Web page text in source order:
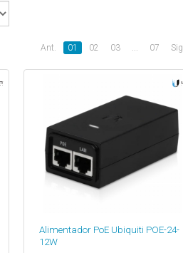
Ant. 01 02 03 07 Sig.
Alimentador PoE Ubiquiti POE-24-
12W